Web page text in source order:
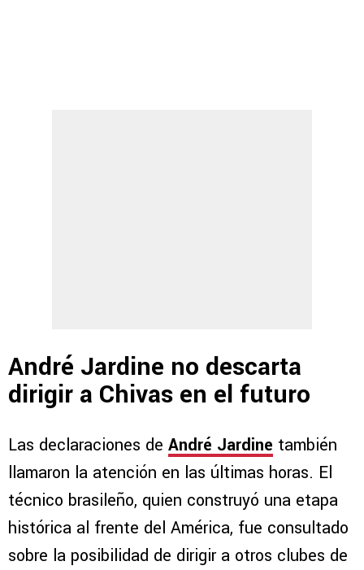
André Jardine no descarta
dirigir a Chivas en el futuro
Las declaraciones de André Jardine también
llamaron la atención en las últimas horas. El
técnico brasileño, quien construyó una etapa
histórica al frente del América, fue consultado
sobre la posibilidad de dirigir a otros clubes de